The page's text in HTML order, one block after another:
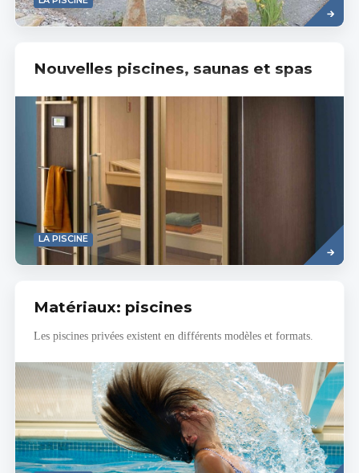
more
Nouvelles piscines, saunas et spas
LA PISCINE
more
Matériaux: piscines
Les piscines privées existent en différents modèles et formats.